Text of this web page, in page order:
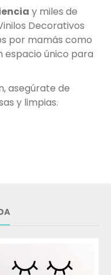
y miles de
Decorativos
por mamás como
espacio único para
asegúrate de
y limpias.